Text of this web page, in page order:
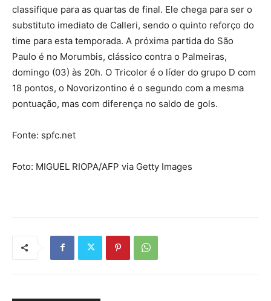
classifique para as quartas de final. Ele chega para ser o
substituto imediato de Calleri, sendo o quinto reforço do
time para esta temporada. A próxima partida do São
Paulo é no Morumbis, clássico contra o Palmeiras,
domingo (03) às 20h. O Tricolor é o líder do grupo D com
18 pontos, o Novorizontino é o segundo com a mesma
pontuação, mas com diferença no saldo de gols.
Fonte: spfc.net
Foto: MIGUEL RIOPA/AFP via Getty Images